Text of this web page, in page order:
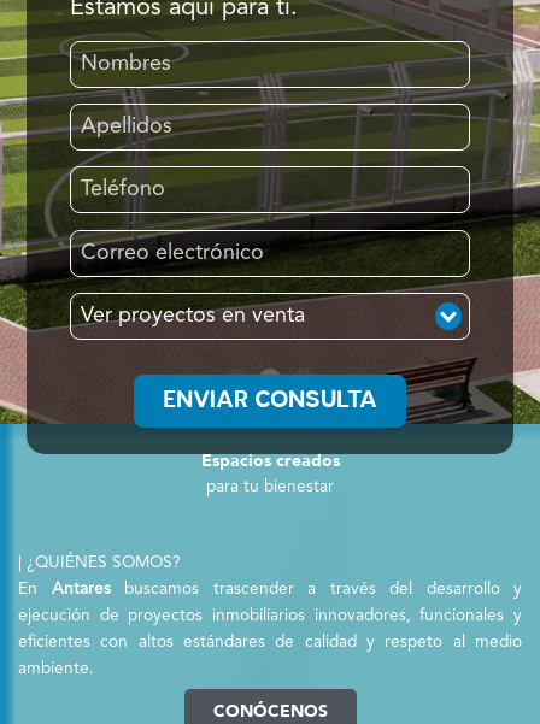
Estamos aquí para ti.
Espacios creados
para tu bienestar
| ¿QUIÉNES SOMOS?
En Antaresbuscamos trascender a través del desarrollo y
ejecución de proyectos inmobiliarios innovadores, funcionales y
eficientes con altos estándares de calidad y respeto al medio
ambiente.
CONÓCENOS